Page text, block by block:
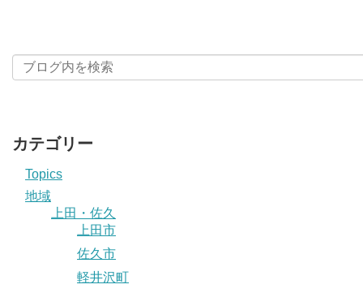
カテゴリー
Topics
地域
上田・佐久
上田市
佐久市
軽井沢町